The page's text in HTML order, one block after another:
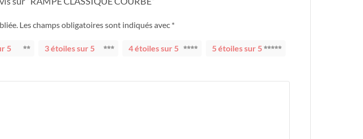
Les champs obligatoires sont indiqués avec *
5 3 étoiles sur 5 4 étoiles sur 5 5 étoiles sur 5